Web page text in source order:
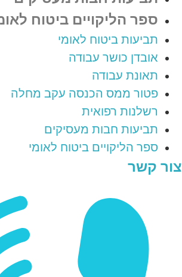
ספר הליקויים ביטוח
תביעות ביטוח לאומי
אובדן כושר עבודה
תאונת עבודה
פטור ממס הכנסה עקב מחלה
רשלנות רפואית
תביעות חבות מעסיקים
ספר הליקויים ביטוח לאומי
צור קשר